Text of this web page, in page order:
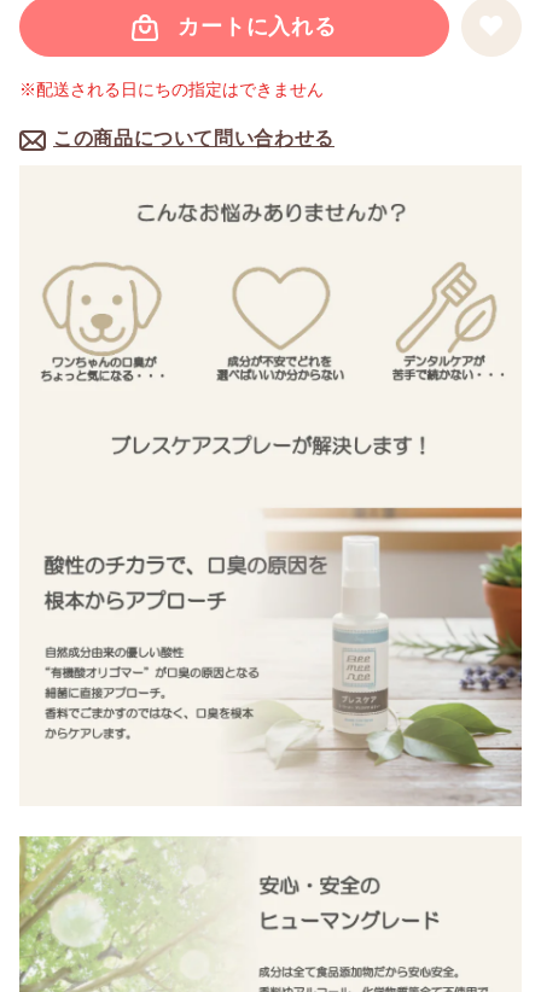
カートに入れる
この商品について問い合わせる
※配送される日にちの指定はできません